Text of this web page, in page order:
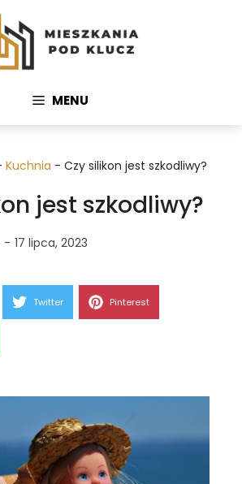
MENU
Kuchnia - Czy silikon jest szkodliwy?
jest szkodliwy?
- 17 lipca, 2023
Share
on
Twitter Share
on
Pinterest